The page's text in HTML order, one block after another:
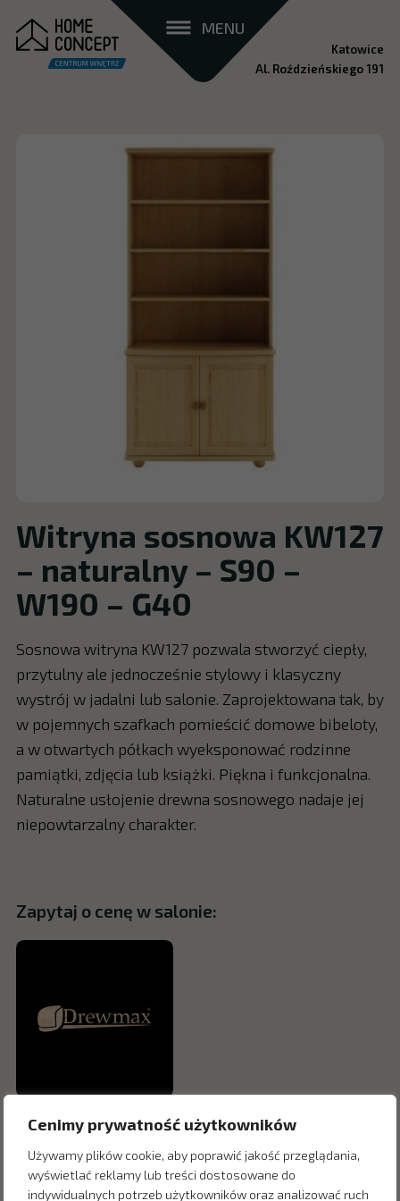
Cenimy prywatność użytkowników
Używamy plików cookie, aby poprawić jakość przeglądania,
wyświetlać reklamy lub treści dostosowane do
indywidualnych potrzeb użytkowników oraz analizować ruch
MENU
Katowice
Al. Roździeńskiego 191
Witryna sosnowa KW127
– naturalny – S90 –
W190 – G40
Sosnowa witryna KW127 pozwala stworzyć ciepły,
przytulny ale jednocześnie stylowy i klasyczny
wystrój w jadalni lub salonie. Zaprojektowana tak, by
w pojemnych szafkach pomieścić domowe bibeloty,
a w otwartych półkach wyeksponować rodzinne
pamiątki, zdjęcia lub książki. Piękna i funkcjonalna.
Naturalne usłojenie drewna sosnowego nadaje jej
niepowtarzalny charakter.
Zapytaj o cenę w salonie: